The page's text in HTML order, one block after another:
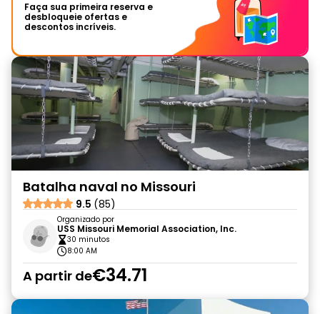
Faça sua primeira reserva e
desbloqueie ofertas e
descontos incríveis.
Batalha naval no Missouri
9.5 (85)
Organizado por
USS Missouri Memorial Association, Inc.
30 minutos
8:00 AM
A partir de€34.71